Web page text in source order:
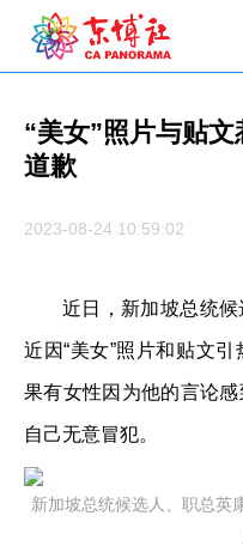
“美女”照片与贴
道歉
2023-08-24 10:59:02
近日，新加坡总统
近因“美女”照片和贴文
果有女性因为他的言论
自己无意冒犯。
新加坡总统候选人、职总英